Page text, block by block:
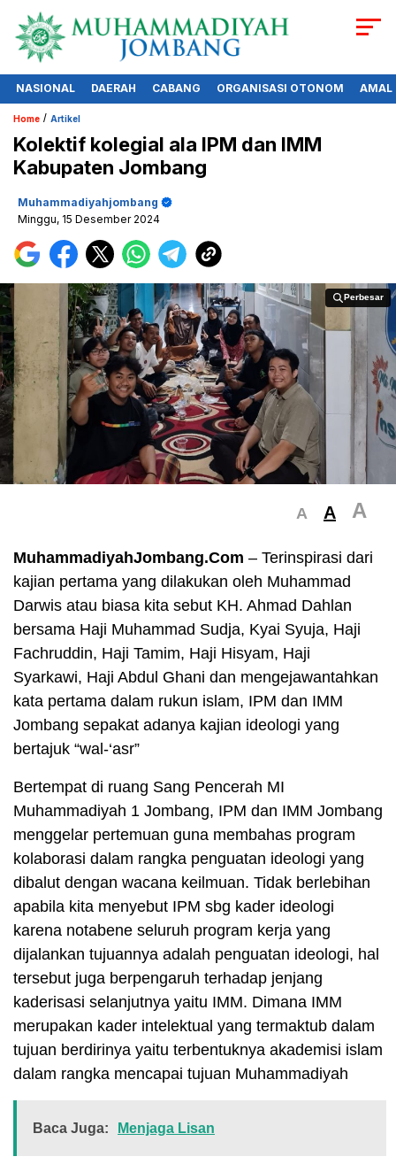
NASIONAL DAERAH CABANG ORGANISASI OTONOM AMAL
Home / Artikel
Kolektif kolegial ala IPM dan IMM
Kabupaten Jombang
Muhammadiyahjombang
Minggu, 15 Desember 2024
Perbesar
Perbesar
A A A
MuhammadiyahJombang.Com – Terinspirasi dari
kajian pertama yang dilakukan oleh Muhammad
Darwis atau biasa kita sebut KH. Ahmad Dahlan
bersama Haji Muhammad Sudja, Kyai Syuja, Haji
Fachruddin, Haji Tamim, Haji Hisyam, Haji
Syarkawi, Haji Abdul Ghani dan mengejawantahkan
kata pertama dalam rukun islam, IPM dan IMM
Jombang sepakat adanya kajian ideologi yang
bertajuk “wal-‘asr”
Bertempat di ruang Sang Pencerah MI
Muhammadiyah 1 Jombang, IPM dan IMM Jombang
menggelar pertemuan guna membahas program
kolaborasi dalam rangka penguatan ideologi yang
dibalut dengan wacana keilmuan. Tidak berlebihan
apabila kita menyebut IPM sbg kader ideologi
karena notabene seluruh program kerja yang
dijalankan tujuannya adalah penguatan ideologi, hal
tersebut juga berpengaruh terhadap jenjang
kaderisasi selanjutnya yaitu IMM. Dimana IMM
merupakan kader intelektual yang termaktub dalam
tujuan berdirinya yaitu terbentuknya akademisi islam
dalam rangka mencapai tujuan Muhammadiyah
Baca Juga: Menjaga Lisan